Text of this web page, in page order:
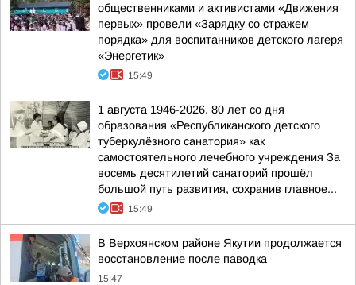
общественниками и активистами «Движения
первых» провели «Зарядку со стражем
порядка» для воспитанников детского лагеря
«Энергетик»
15:49
1 августа 1946-2026. 80 лет со дня
образования «Республиканского детского
туберкулёзного санатория» как
самостоятельного лечебного учреждения За
восемь десятилетий санаторий прошёл
большой путь развития, сохранив главное...
15:49
В Верхоянском районе Якутии продолжается
восстановление после паводка
15:47